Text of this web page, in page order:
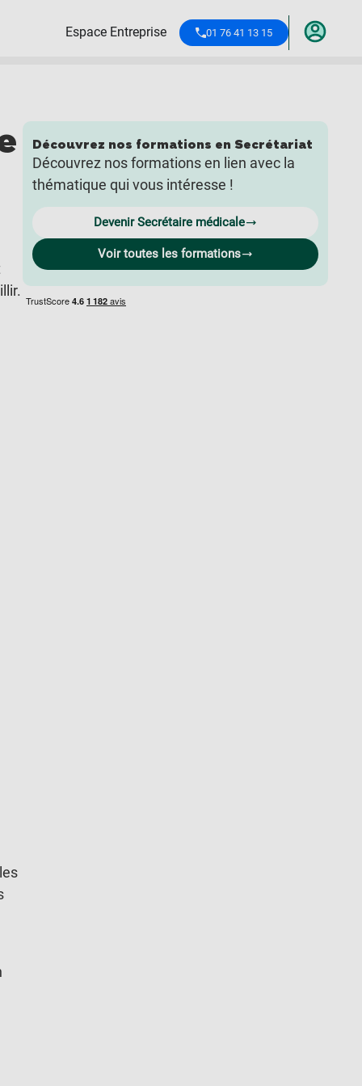
Espace Entreprise 01 76 41 13 15
Découvrez nos formations en Secrétariat
Découvrez nos formations en lien avec la
thématique qui vous intéresse !
Devenir Secrétaire médicale
Voir toutes les formations